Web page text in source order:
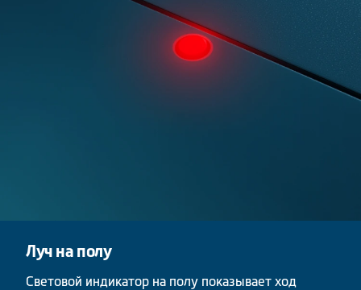
Луч на полу
Световой индикатор на полу показывает ход